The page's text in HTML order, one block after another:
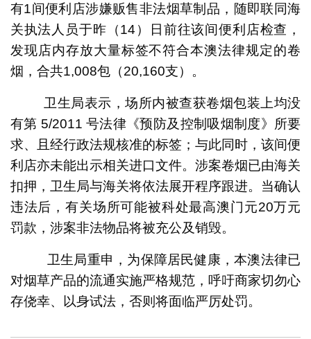
有1间便利店涉嫌贩售非法烟草制品，随即联同海
关执法人员于昨（14）日前往该间便利店检查，
发现店内存放大量标签不符合本澳法律规定的卷
烟，合共1,008包（20,160支）。
卫生局表示，场所内被查获卷烟包装上均没
有第 5/2011 号法律《预防及控制吸烟制度》所要
求、且经行政法规核准的标签；与此同时，该间便
利店亦未能出示相关进口文件。涉案卷烟已由海关
扣押，卫生局与海关将依法展开程序跟进。当确认
违法后，有关场所可能被科处最高澳门元20万元
罚款，涉案非法物品将被充公及销毁。
卫生局重申，为保障居民健康，本澳法律已
对烟草产品的流通实施严格规范，呼吁商家切勿心
存侥幸、以身试法，否则将面临严厉处罚。